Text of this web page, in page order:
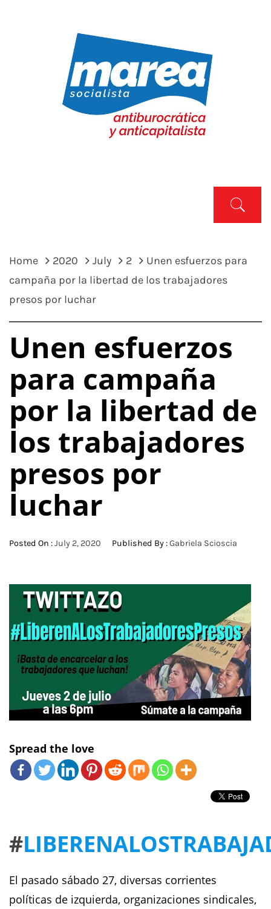
MAREA SOCIALISTA
Home 2020 July 2
Unen esfuerzos para
campaña por la libertad de los trabajadores
presos por luchar
Unen esfuerzos
para campaña
por la libertad de
los trabajadores
presos por
luchar
Posted On :July 2, 2020 Published By :Gabriela Scioscia
Spread the love
#
El pasado sábado 27, diversas corrientes
políticas de izquierda, organizaciones sindicales,